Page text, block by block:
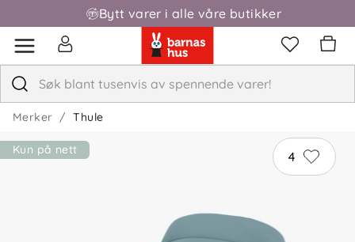
Bytt varer i alle våre butikker
Fri frakt over 1000,-
Merker Thule
4
Kun på nett